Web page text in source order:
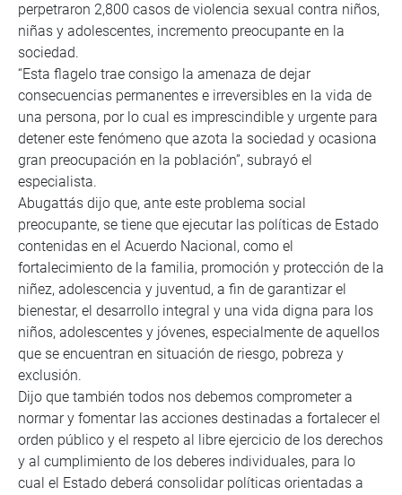
perpetraron 2,800 casos de violencia sexual contra niños,
niñas y adolescentes, incremento preocupante en la
sociedad.
“Esta flagelo trae consigo la amenaza de dejar
consecuencias permanentes e irreversibles en la vida de
una persona, por lo cual es imprescindible y urgente para
detener este fenómeno que azota la sociedad y ocasiona
gran preocupación en la población”, subrayó el
especialista.
Abugattás dijo que, ante este problema social
preocupante, se tiene que ejecutar las políticas de Estado
contenidas en el Acuerdo Nacional, como el
fortalecimiento de la familia, promoción y protección de la
niñez, adolescencia y juventud, a fin de garantizar el
bienestar, el desarrollo integral y una vida digna para los
niños, adolescentes y jóvenes, especialmente de aquellos
que se encuentran en situación de riesgo, pobreza y
exclusión.
Dijo que también todos nos debemos comprometer a
normar y fomentar las acciones destinadas a fortalecer el
orden público y el respeto al libre ejercicio de los derechos
y al cumplimiento de los deberes individuales, para lo
cual el Estado deberá consolidar políticas orientadas a